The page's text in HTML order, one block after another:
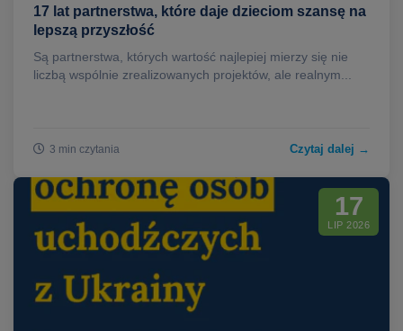
17 lat partnerstwa, które daje dzieciom szansę na
lepszą przyszłość
Są partnerstwa, których wartość najlepiej mierzy się nie
liczbą wspólnie zrealizowanych projektów, ale realnym...
3 min czytania Czytaj dalej →
17
LIP 2026